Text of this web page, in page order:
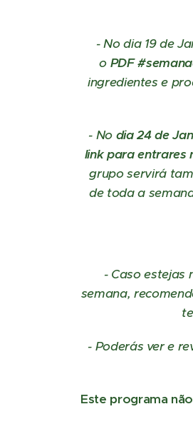
- No dia 19 de
o PDF
ingredientes e
- No dia 24 de
link para entrares
grupo servirá
de toda a
- Caso estejas
semana,
- Poderás ver e
Este programa